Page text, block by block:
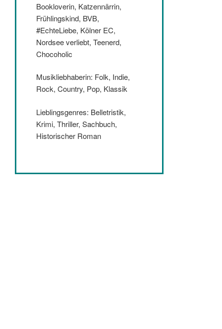
Bookloverin, Katzennärrin,
Frühlingskind, BVB,
#EchteLiebe, Kölner EC,
Nordsee verliebt, Teenerd,
Chocoholic
Musikliebhaberin: Folk, Indie,
Rock, Country, Pop, Klassik
Lieblingsgenres: Belletristik,
Krimi, Thriller, Sachbuch,
Historischer Roman